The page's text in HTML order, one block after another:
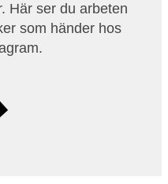
Här ser du arbeten
som händer hos